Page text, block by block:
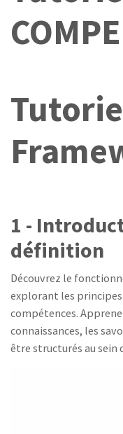
1 -
définition
Découvrez le
explorant les
compétences.
connaissances, les
être structurés au sein